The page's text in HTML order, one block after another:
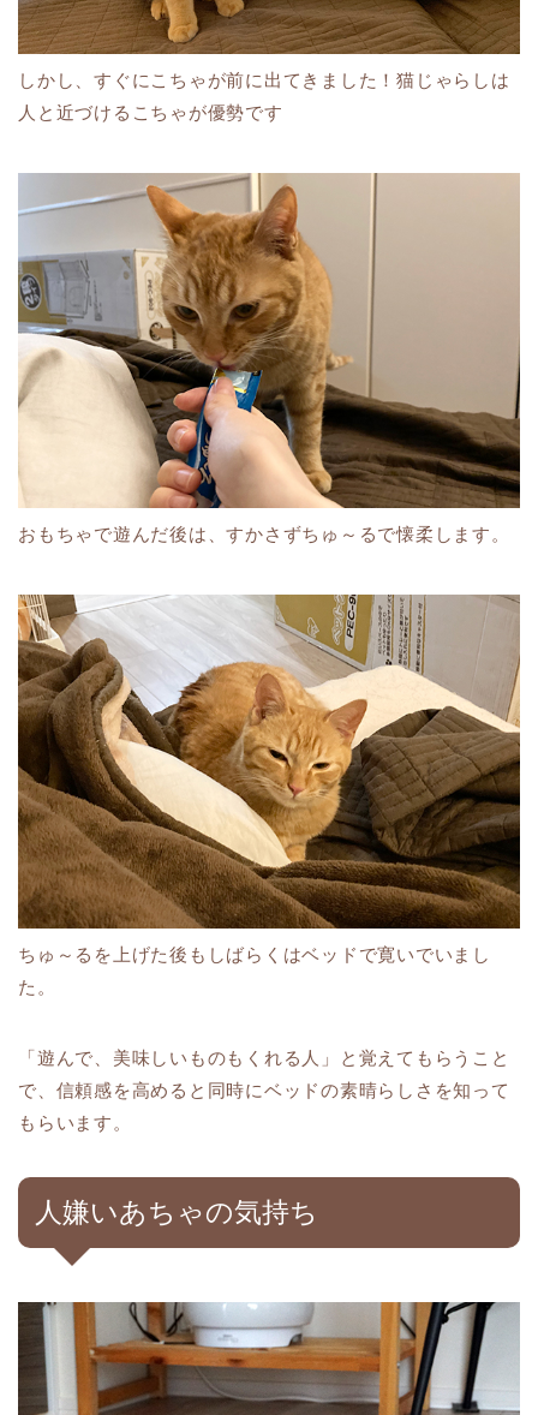
しかし、すぐにこちゃが前に出てきました！猫じゃらしは
人と近づけるこちゃが優勢です
おもちゃで遊んだ後は、すかさずちゅ～るで懐柔します。
ちゅ～るを上げた後もしばらくはベッドで寛いでいまし
た。
「遊んで、美味しいものもくれる人」と覚えてもらうこと
で、信頼感を高めると同時にベッドの素晴らしさを知って
もらいます。
人嫌いあちゃの気持ち